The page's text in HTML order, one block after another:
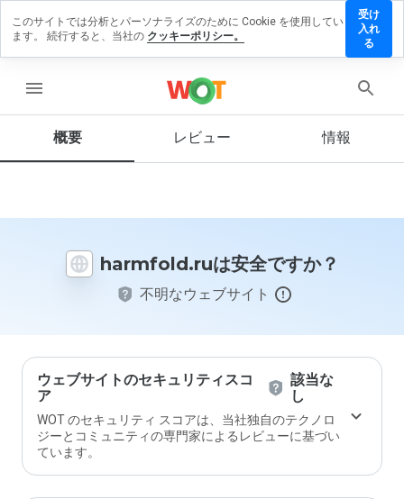
menu
概要 レビュー 情報
harmfold.ruは安全ですか？
不明なウェブサイト
ウェブサイトのセキュリティスコ
ア
該当な
し
WOT のセキュリティ スコアは、当社独自のテクノロ
ジーとコミュニティの専門家によるレビューに基づい
ています。
ビュ
残す
この
イト
価し
ます
か？
このサイトでは分析とパーソナライズのために Cookie を使用してい
ます。 続行すると、当社の クッキーポリシー。
受け
入れ
る